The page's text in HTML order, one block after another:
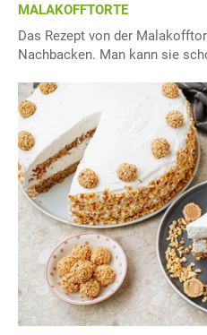
MALAKOFFTORTE
Das Rezept von der
Nachbacken. Man kann sie